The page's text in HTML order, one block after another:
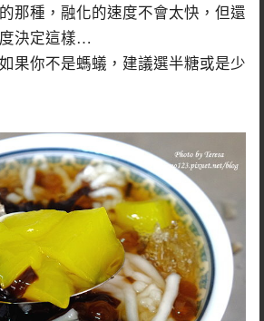
那種，融化的速度不會太快，但還
決定這樣…
果你不是螞蟻，建議選半糖或是少